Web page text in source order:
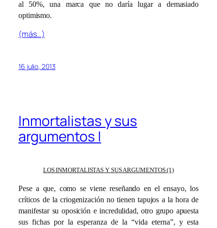
al 50%, una marca que no daría lugar a demasiado
optimismo.
(más…)
16 julio, 2013
Inmortalistas y sus
argumentos I
LOS INMORTALISTAS Y SUS ARGUMENTOS (1)
Pese a que, como se viene reseñando en el ensayo, los
críticos de la criogenización no tienen tapujos a la hora de
manifestar su oposición e incredulidad, otro grupo apuesta
sus fichas por la esperanza de la “vida eterna”, y esta